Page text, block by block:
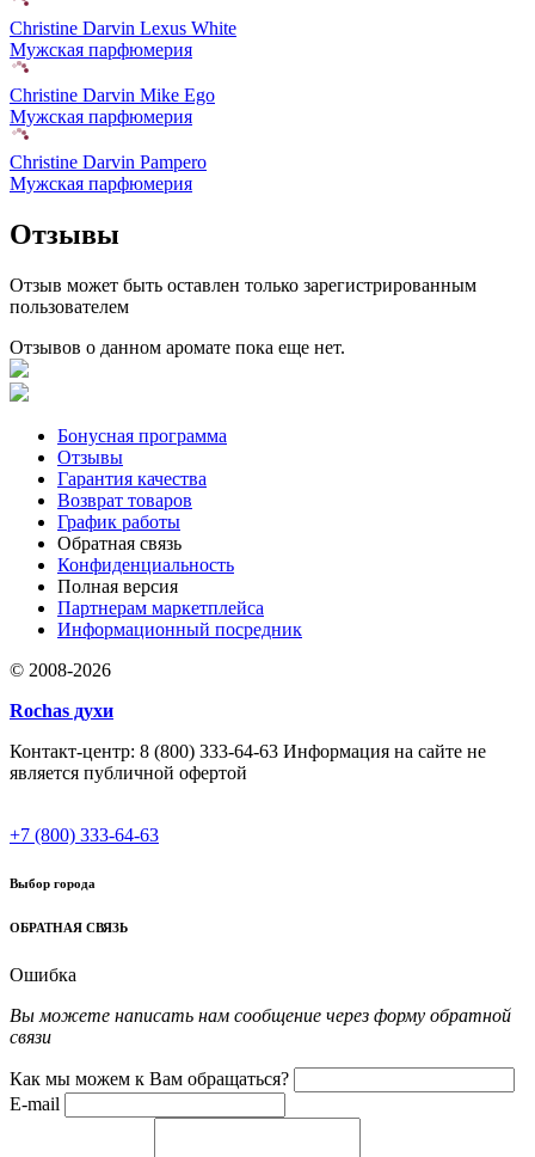
Christine Darvin Lexus White
Мужская парфюмерия
Christine Darvin Mike Ego
Мужская парфюмерия
Christine Darvin Pampero
Мужская парфюмерия
Отзывы
Отзыв может быть оставлен только зарегистрированным
пользователем
Отзывов о данном аромате пока еще нет.
Бонусная программа
Отзывы
Гарантия качества
Возврат товаров
График работы
Обратная связь
Конфиденциальность
Полная версия
Партнерам маркетплейса
Информационный посредник
© 2008-2026
Rochas духи
Контакт-центр: 8 (800) 333-64-63 Информация на сайте не
является публичной офертой
+7 (800) 333-64-63
Выбор города
ОБРАТНАЯ СВЯЗЬ
Ошибка
Вы можете написать нам сообщение через форму обратной
связи
Как мы можем к Вам обращаться?
E-mail